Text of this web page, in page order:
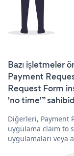
Bazı işletmeler
Payment
Request Form
'no time'”
Diğerleri, Payment
uygulama claim to
uygulamaları veya